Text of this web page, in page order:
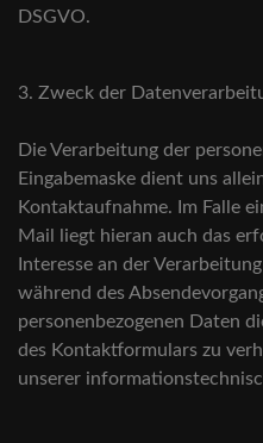
DSGVO.
3. Zweck der
Die Verarbeitung der
Eingabemaske dient uns
Kontaktaufnahme. Im Falle
Mail liegt hieran auch das
Interesse an der
während des
personenbezogenen Daten
des Kontaktformulars zu
unserer